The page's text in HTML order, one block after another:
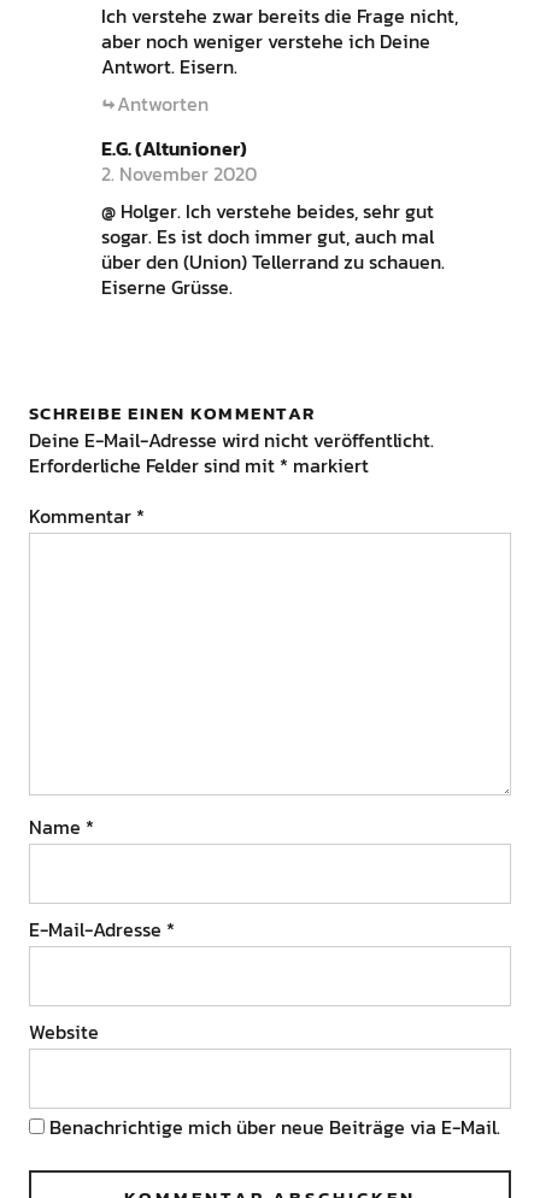
Ich verstehe zwar bereits die Frage nicht,
aber noch weniger verstehe ich Deine
Antwort. Eisern.
Antworten
E.G. (Altunioner)
2. November 2020
@ Holger. Ich verstehe beides, sehr gut
sogar. Es ist doch immer gut, auch mal
über den (Union) Tellerrand zu schauen.
Eiserne Grüsse.
SCHREIBE EINEN KOMMENTAR
Deine E-Mail-Adresse wird nicht veröffentlicht.
Erforderliche Felder sind mit * markiert
Kommentar *
Name *
E-Mail-Adresse *
Website
Benachrichtige mich über neue Beiträge via E-Mail.